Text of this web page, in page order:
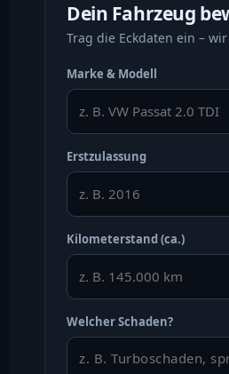
Dein Fahrzeug
Trag die Eckdaten ein –
Marke & Modell
Erstzulassung
Kilometerstand (ca.)
Welcher Schaden?